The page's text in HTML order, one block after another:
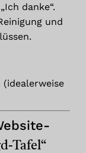
danke“.
und
(idealerweise
Tafel“